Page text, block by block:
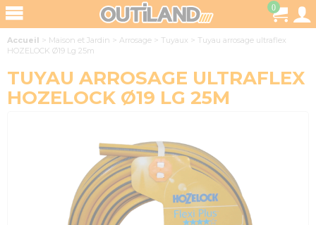
0
Accueil > Maison et Jardin > Arrosage > Tuyaux > Tuyau arrosage ultraflex
HOZELOCK Ø19 Lg 25m
TUYAU ARROSAGE ULTRAFLEX
HOZELOCK Ø19 LG 25M